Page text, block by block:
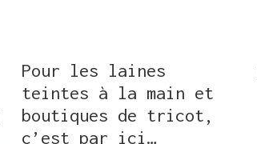
Pour les laines
teintes à la main et
boutiques de tricot,
c’est par ici…